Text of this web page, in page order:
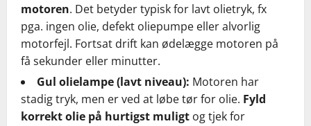
motoren. Det betyder typisk for lavt olietryk, fx
pga. ingen olie, defekt oliepumpe eller alvorlig
motorfejl. Fortsat drift kan ødelægge motoren på
få sekunder eller minutter.
Gul olielampe (lavt niveau): Motoren har
stadig tryk, men er ved at løbe tør for olie. Fyld
korrekt olie på hurtigst muligt og tjek for